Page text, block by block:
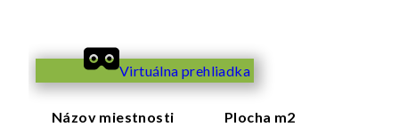
Virtuálna prehliadka
Názov miestnosti Plocha m2